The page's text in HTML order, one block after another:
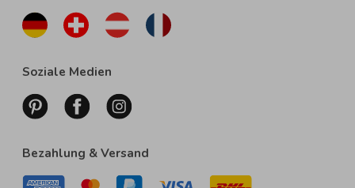
Soziale Medien
Bezahlung & Versand